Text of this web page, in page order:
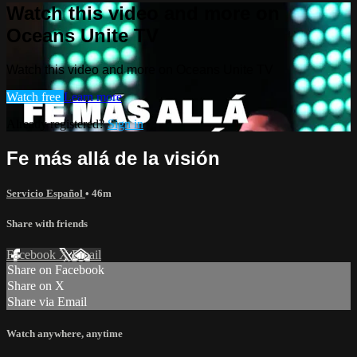
Watch this video and more on
Oceans Unite TV
Watch this video and more on Oceans Unite TV
Watch free Learn more
Already registered?Sign in
Fe más allá de la visión
Servicio Español • 46m
Share with friends
Facebook XEmail
Share on Facebook
Share on X
Share via Email
Watch anywhere, anytime